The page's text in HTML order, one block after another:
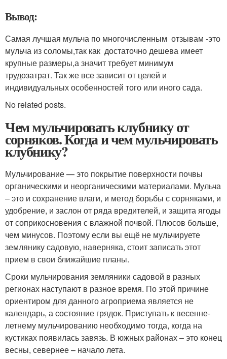
Вывод:
Самая лучшая мульча по многочисленным отзывам -это
мульча из соломы,так как достаточно дешева имеет
крупные размеры,а значит требует минимум
трудозатрат. Так же все зависит от целей и
индивидуальных особенностей того или иного сада.
No related posts.
Чем мульчировать клубнику от
сорняков. Когда и чем мульчировать
клубнику?
Мульчирование — это покрытие поверхности почвы
органическими и неорганическими материалами. Мульча
– это и сохранение влаги, и метод борьбы с сорняками, и
удобрение, и заслон от ряда вредителей, и защита ягоды
от соприкосновения с влажной почвой. Плюсов больше,
чем минусов. Поэтому если вы ещё не мульчируете
землянику садовую, наверняка, стоит записать этот
прием в свои ближайшие планы.
Сроки мульчирования земляники садовой в разных
регионах наступают в разное время. По этой причине
ориентиром для данного агроприема является не
календарь, а состояние грядок. Приступать к весенне-
летнему мульчированию необходимо тогда, когда на
кустиках появилась завязь. В южных районах – это конец
весны, севернее – начало лета.